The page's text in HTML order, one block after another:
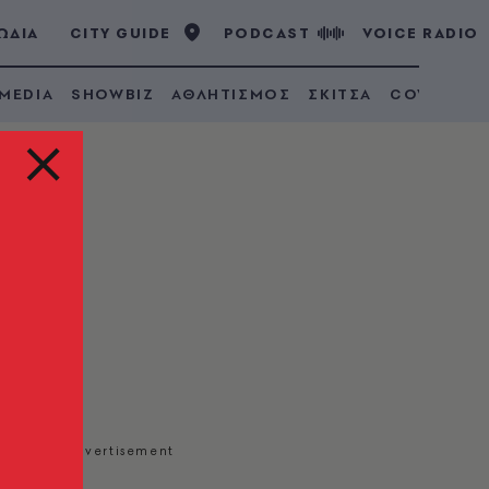
CITY GUIDE PODCAST VOICE RADIO
SHOWBIZ ΑΘΛΗΤΙΣΜΟΣ ΣΚΙΤΣΑ COVID 19